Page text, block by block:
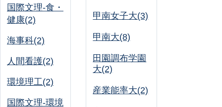
国際文理-食・
健康(2)
海事科(2)
人間看護(2)
環境理工(2)
国際文理-環境
甲南女子大(3)
甲南大(8)
田園調布学園
大(2)
産業能率大(2)